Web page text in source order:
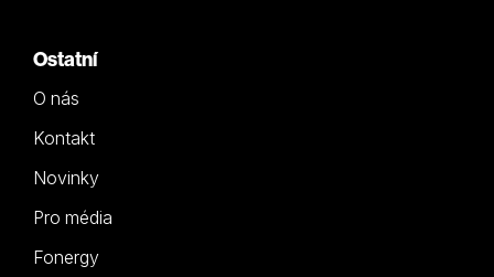
Ostatní
O nás
Kontakt
Novinky
Pro média
Fonergy